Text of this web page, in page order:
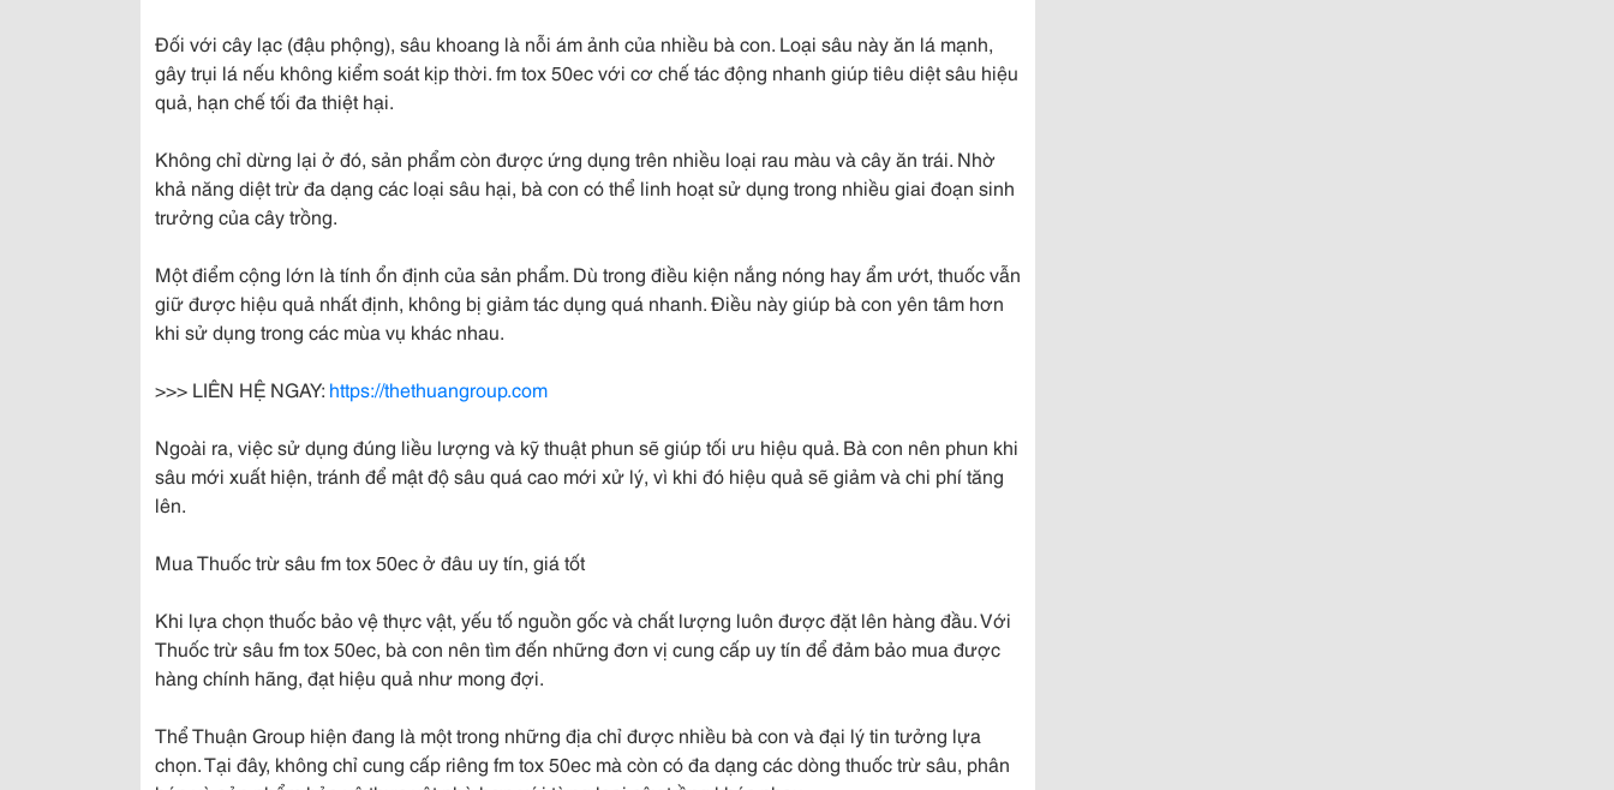
Đối với cây lạc (đậu phộng), sâu khoang là nỗi ám ảnh của nhiều bà con. Loại sâu này ăn lá mạnh,
gây trụi lá nếu không kiểm soát kịp thời. fm tox 50ec với cơ chế tác động nhanh giúp tiêu diệt sâu hiệu
quả, hạn chế tối đa thiệt hại.
Không chỉ dừng lại ở đó, sản phẩm còn được ứng dụng trên nhiều loại rau màu và cây ăn trái. Nhờ
khả năng diệt trừ đa dạng các loại sâu hại, bà con có thể linh hoạt sử dụng trong nhiều giai đoạn sinh
trưởng của cây trồng.
Một điểm cộng lớn là tính ổn định của sản phẩm. Dù trong điều kiện nắng nóng hay ẩm ướt, thuốc vẫn
giữ được hiệu quả nhất định, không bị giảm tác dụng quá nhanh. Điều này giúp bà con yên tâm hơn
khi sử dụng trong các mùa vụ khác nhau.
>>> LIÊN HỆ NGAY: https://thethuangroup.com
Ngoài ra, việc sử dụng đúng liều lượng và kỹ thuật phun sẽ giúp tối ưu hiệu quả. Bà con nên phun khi
sâu mới xuất hiện, tránh để mật độ sâu quá cao mới xử lý, vì khi đó hiệu quả sẽ giảm và chi phí tăng
lên.
Mua Thuốc trừ sâu fm tox 50ec ở đâu uy tín, giá tốt
Khi lựa chọn thuốc bảo vệ thực vật, yếu tố nguồn gốc và chất lượng luôn được đặt lên hàng đầu. Với
Thuốc trừ sâu fm tox 50ec, bà con nên tìm đến những đơn vị cung cấp uy tín để đảm bảo mua được
hàng chính hãng, đạt hiệu quả như mong đợi.
Thể Thuận Group hiện đang là một trong những địa chỉ được nhiều bà con và đại lý tin tưởng lựa
chọn. Tại đây, không chỉ cung cấp riêng fm tox 50ec mà còn có đa dạng các dòng thuốc trừ sâu, phân